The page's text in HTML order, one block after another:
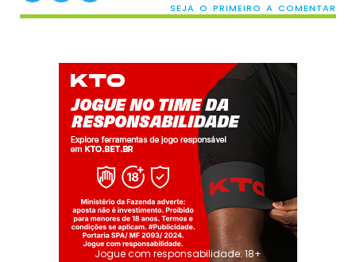
SEJA O PRIMEIRO A COMENTAR
Jogue com responsabilidade. 18+